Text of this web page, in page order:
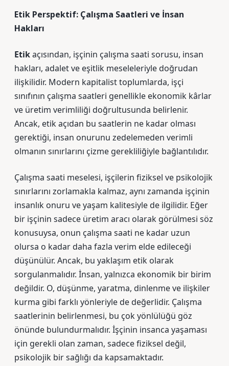
Etik Perspektif: Çalışma Saatleri ve İnsan
Hakları
Etikaçısından, işçinin çalışma saati sorusu, insan
hakları, adalet ve eşitlik meseleleriyle doğrudan
ilişkilidir. Modern kapitalist toplumlarda, işçi
sınıfının çalışma saatleri genellikle ekonomik kârlar
ve üretim verimliliği doğrultusunda belirlenir.
Ancak, etik açıdan bu saatlerin ne kadar olması
gerektiği, insan onurunu zedelemeden verimli
olmanın sınırlarını çizme gerekliliğiyle bağlantılıdır.
Çalışma saati meselesi, işçilerin fiziksel ve psikolojik
sınırlarını zorlamakla kalmaz, aynı zamanda işçinin
insanlık onuru ve yaşam kalitesiyle de ilgilidir. Eğer
bir işçinin sadece üretim aracı olarak görülmesi söz
konusuysa, onun çalışma saati ne kadar uzun
olursa o kadar daha fazla verim elde edileceği
düşünülür. Ancak, bu yaklaşım etik olarak
sorgulanmalıdır. İnsan, yalnızca ekonomik bir birim
değildir. O, düşünme, yaratma, dinlenme ve ilişkiler
kurma gibi farklı yönleriyle de değerlidir. Çalışma
saatlerinin belirlenmesi, bu çok yönlülüğü göz
önünde bulundurmalıdır. İşçinin insanca yaşaması
için gerekli olan zaman, sadece fiziksel değil,
psikolojik bir sağlığı da kapsamaktadır.